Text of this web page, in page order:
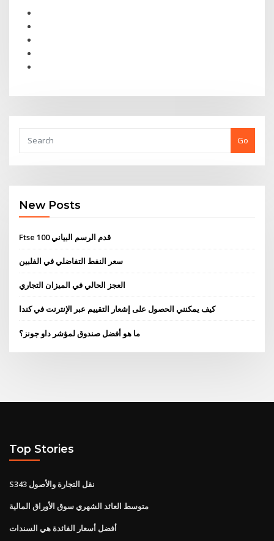
Go
New Posts
Ftse 100 قدم الرسم البياني
سعر النفط التفاضلي في الفلبين
العجز الحالي في الميزان التجاري
كيف يمكنني الحصول على إشعار التقييم عبر الإنترنت في كندا
ما هو أفضل صندوق لمؤشر داو جونز؟
Top Stories
S343 نقل التجارة والأصول
متوسط ​​العائد الشهري سوق الأوراق المالية
أفضل أسعار الفائدة هي السندات